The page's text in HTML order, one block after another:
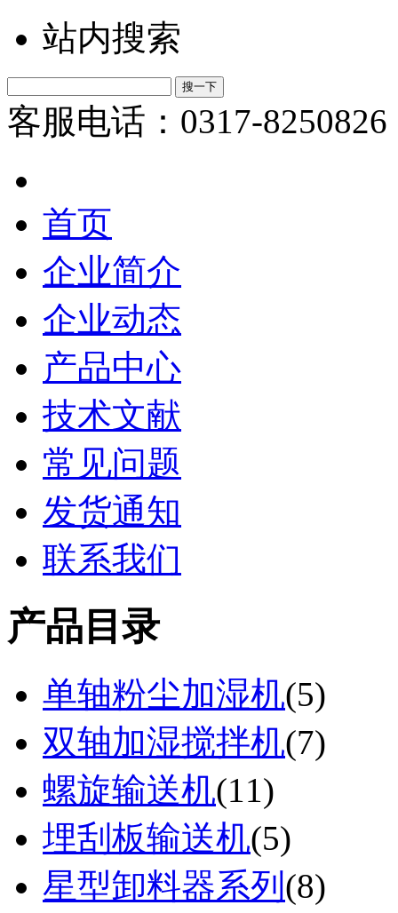
站内搜索
客服电话：0317-8250826
首页
企业简介
企业动态
产品中心
技术文献
常见问题
发货通知
联系我们
产品目录
单轴粉尘加湿机(5)
双轴加湿搅拌机(7)
螺旋输送机(11)
埋刮板输送机(5)
星型卸料器系列 (8)